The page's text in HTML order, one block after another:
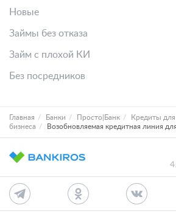
Новые
Займы без отказа
Займ с плохой КИ
Без посредников
Главная Банки Просто|Банк
Кредиты для
бизнеса
Возобновляемая кредитная линия